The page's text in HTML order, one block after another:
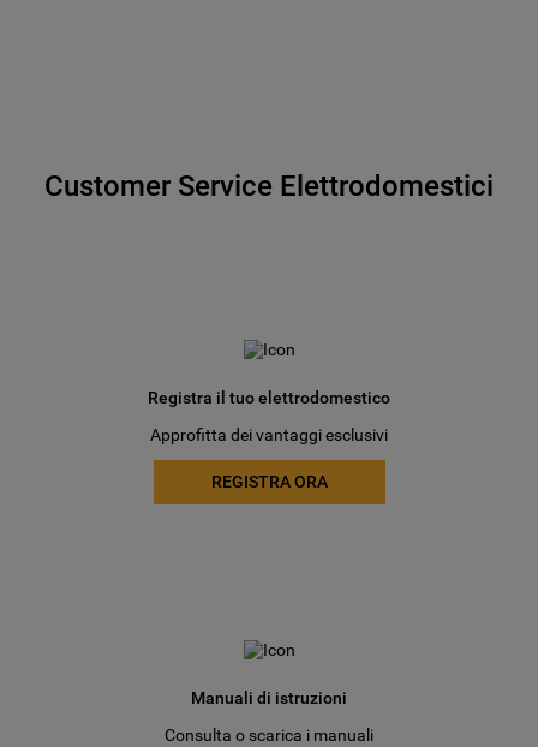
Customer Service Elettrodomestici
Registra il tuo elettrodomestico
Approfitta dei vantaggi esclusivi
REGISTRA ORA
Manuali di istruzioni
Consulta o scarica i manuali